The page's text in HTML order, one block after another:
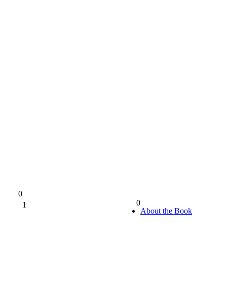
0
1
0
About the Book